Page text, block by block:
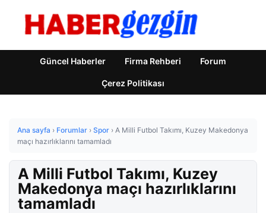
Güncel Haberler Firma Rehberi Forum
Çerez Politikası
Ana sayfa › Forumlar › Spor › A Milli Futbol Takımı, Kuzey Makedonya
maçı hazırlıklarını tamamladı
A Milli Futbol Takımı, Kuzey
Makedonya maçı hazırlıklarını
tamamladı